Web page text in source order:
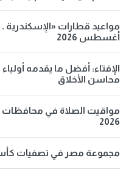
أغسطس 2026
الإفتاء: أفضل ما يقدمه
محاسن الأخلاق
2026
مجموعة مصر في تصفيات كأس